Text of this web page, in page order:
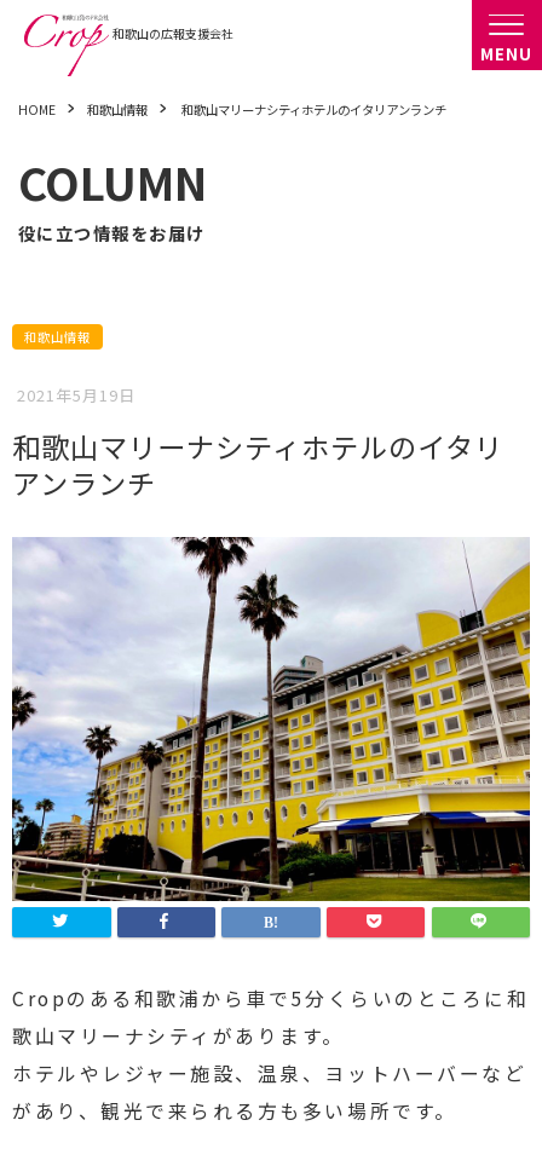
HOME 和歌山情報 和歌山マリーナシティホテルのイタリアンランチ
COLUMN
役に立つ情報をお届け
和歌山情報
2021年5月19日
和歌山マリーナシティホテルのイタリ
アンランチ
Cropのある和歌浦から車で5分くらいのところに和
歌山マリーナシティがあります。
ホテルやレジャー施設、温泉、ヨットハーバーなど
があり、観光で来られる方も多い場所です。